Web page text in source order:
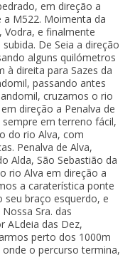
em direção a
a M522. Moimenta da
Vodra, e finalmente
De Seia a direção
alguns quilómetros
à direita para Sazes da
passando antes
cruzamos o rio
direção a Penalva de
sempre em terreno fácil,
do rio Alva, com
Penalva de Alva,
Alda, São Sebastião da
rio Alva em direção a
a caraterística ponte
seu braço esquerdo, e
Sra. das
ALdeia das Dez,
perto dos 1000m
o percurso termina,